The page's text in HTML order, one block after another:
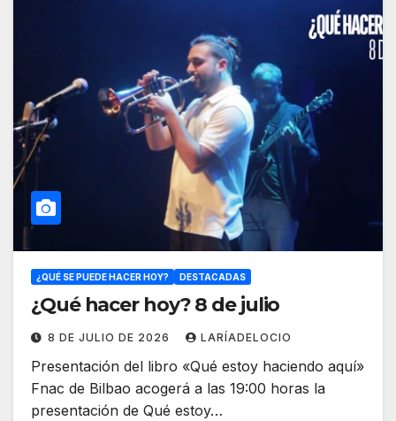
¿QUÉ SE PUEDE HACER HOY? DESTACADAS
¿Qué hacer hoy? 8 de julio
8 DE JULIO DE 2026 LARÍADELOCIO
Presentación del libro «Qué estoy haciendo aquí»
Fnac de Bilbao acogerá a las 19:00 horas la
presentación de Qué estoy…